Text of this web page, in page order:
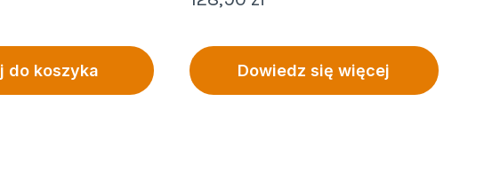
do koszyka Dowiedz się więcej